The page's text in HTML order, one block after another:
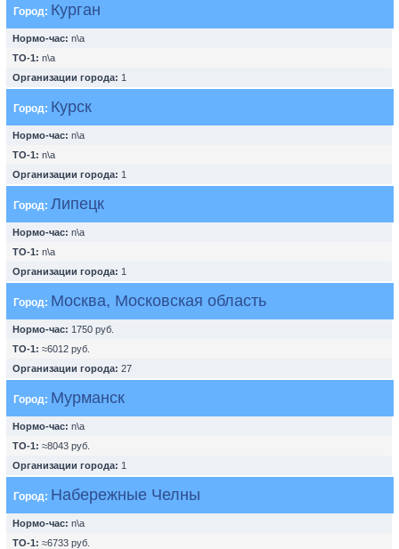
Город: Курган
Нормо-час: n\a
ТО-1: n\a
Организации города: 1
Город: Курск
Нормо-час: n\a
ТО-1: n\a
Организации города: 1
Город: Липецк
Нормо-час: n\a
ТО-1: n\a
Организации города: 1
Город: Москва, Московская область
Нормо-час: 1750 руб.
ТО-1: ≈6012 руб.
Организации города: 27
Город: Мурманск
Нормо-час: n\a
ТО-1: ≈8043 руб.
Организации города: 1
Город: Набережные Челны
Нормо-час: n\a
ТО-1: ≈6733 руб.